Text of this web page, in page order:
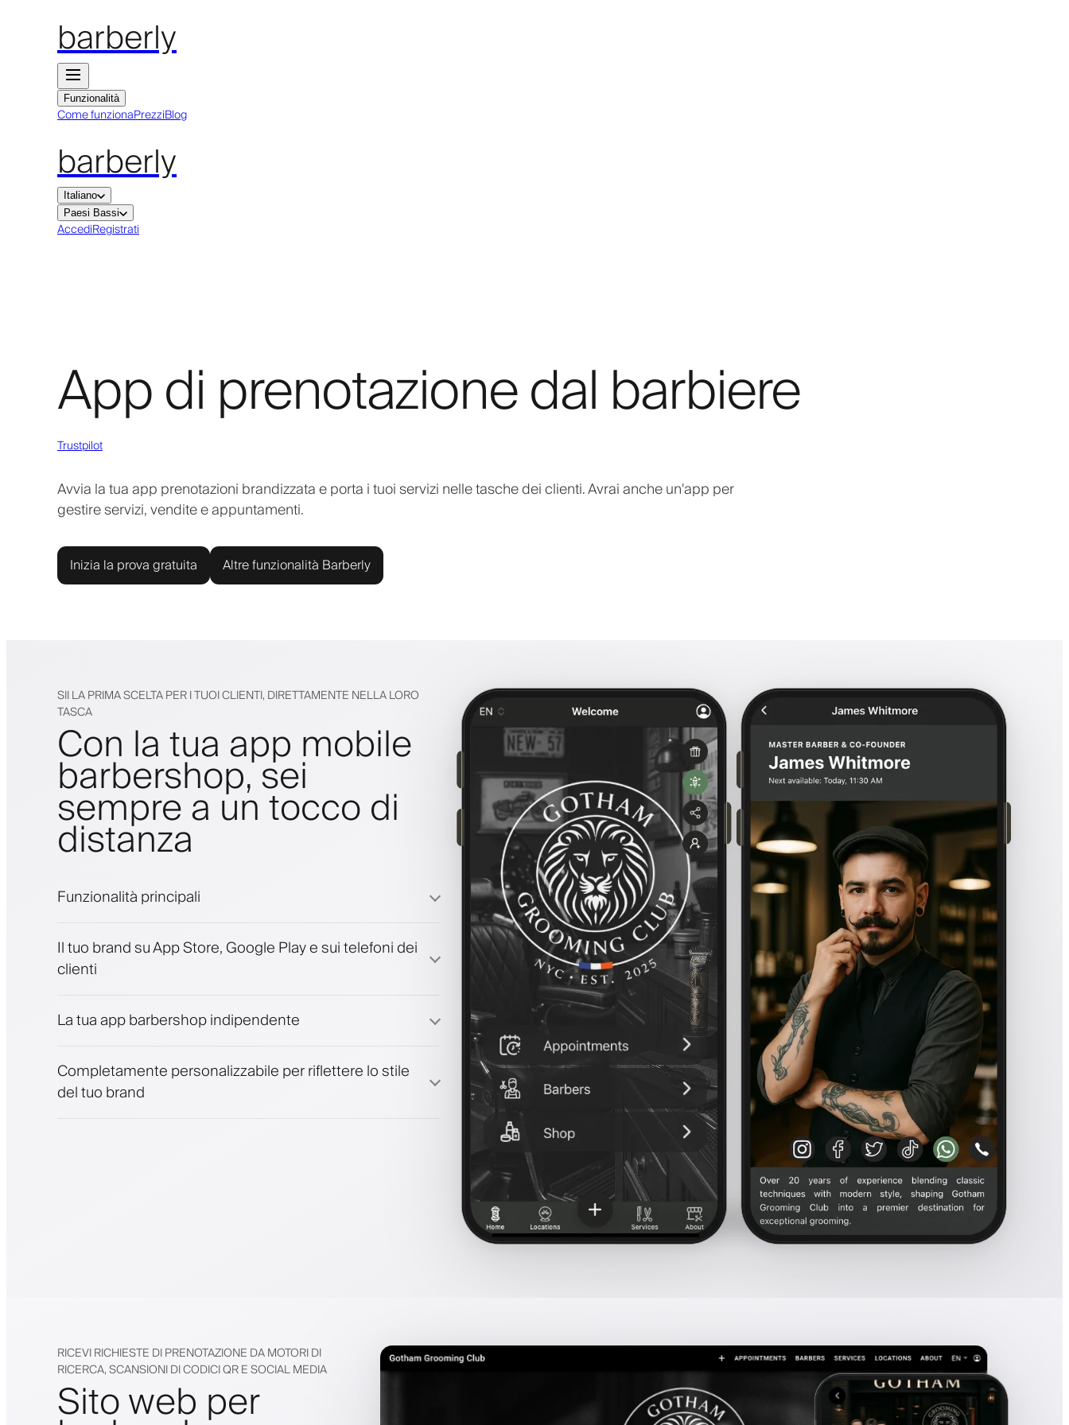
barberly
Funzionalità
Come funzionaPrezziBlog
barberly
Italiano
Paesi Bassi
AccediRegistrati
App di prenotazione dal barbiere
Trustpilot
Avvia la tua app prenotazioni brandizzata e porta i tuoi servizi nelle tasche dei clienti. Avrai anche un'app per
gestire servizi, vendite e appuntamenti.
Inizia la prova gratuita Altre funzionalità Barberly
SII LA PRIMA SCELTA PER I TUOI CLIENTI, DIRETTAMENTE NELLA LORO
TASCA
Con la tua app mobile
barbershop, sei
sempre a un tocco di
distanza
Funzionalità principali
Pagamenti, deposito cauzionale
Il tuo brand su App Store, Google Play e sui telefoni dei
clienti
La tua app barbershop indipendente
Completamente personalizzabile per riflettere lo stile
del tuo brand
RICEVI RICHIESTE DI PRENOTAZIONE DA MOTORI DI
RICERCA, SCANSIONI DI CODICI QR E SOCIAL MEDIA
Sito web per